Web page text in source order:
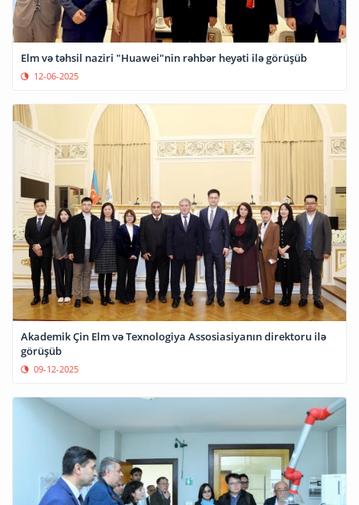
Elm və təhsil naziri "Huawei"nin rəhbər heyəti ilə görüşüb
12-06-2025
Akademik Çin Elm və Texnologiya Assosiasiyanın direktoru ilə
görüşüb
09-12-2025